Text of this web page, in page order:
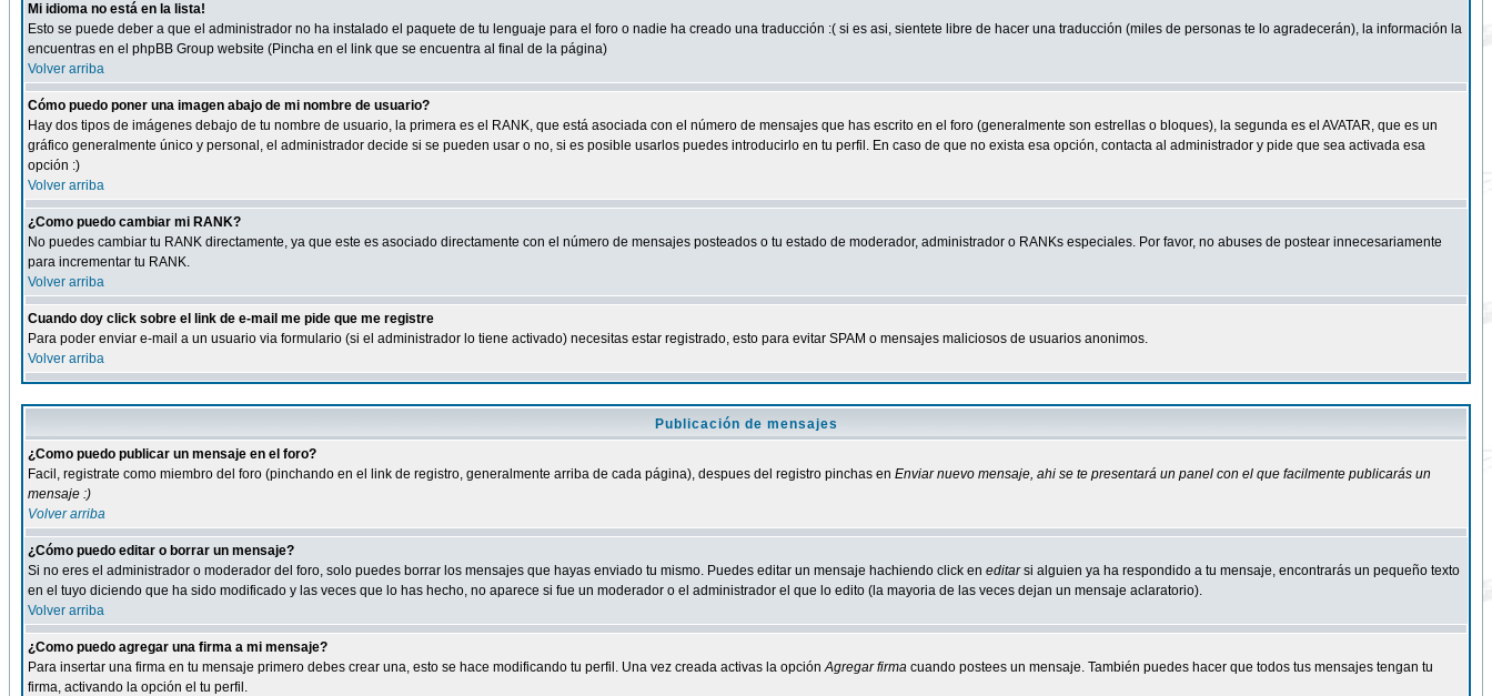
Mi idioma no está en la lista!
Esto se puede deber a que el administrador no ha instalado el paquete de tu lenguaje para el foro o nadie ha creado una traducción :( si es asi, sientete libre de hacer una traducción (miles de personas te lo agradecerán), la información la
encuentras en el phpBB Group website (Pincha en el link que se encuentra al final de la página)
Volver arriba
Cómo puedo poner una imagen abajo de mi nombre de usuario?
Hay dos tipos de imágenes debajo de tu nombre de usuario, la primera es el RANK, que está asociada con el número de mensajes que has escrito en el foro (generalmente son estrellas o bloques), la segunda es el AVATAR, que es un
gráfico generalmente único y personal, el administrador decide si se pueden usar o no, si es posible usarlos puedes introducirlo en tu perfil. En caso de que no exista esa opción, contacta al administrador y pide que sea activada esa
opción :)
Volver arriba
¿Como puedo cambiar mi RANK?
No puedes cambiar tu RANK directamente, ya que este es asociado directamente con el número de mensajes posteados o tu estado de moderador, administrador o RANKs especiales. Por favor, no abuses de postear innecesariamente
para incrementar tu RANK.
Volver arriba
Cuando doy click sobre el link de e-mail me pide que me registre
Para poder enviar e-mail a un usuario via formulario (si el administrador lo tiene activado) necesitas estar registrado, esto para evitar SPAM o mensajes maliciosos de usuarios anonimos.
Volver arriba
Publicación de mensajes
¿Como puedo publicar un mensaje en el foro?
Facil, registrate como miembro del foro (pinchando en el link de registro, generalmente arriba de cada página), despues del registro pinchas en Enviar nuevo mensaje, ahi se te presentará un panel con el que facilmente publicarás un
mensaje :)
Volver arriba
¿Cómo puedo editar o borrar un mensaje?
Si no eres el administrador o moderador del foro, solo puedes borrar los mensajes que hayas enviado tu mismo. Puedes editar un mensaje hachiendo click en editarsi alguien ya ha respondido a tu mensaje, encontrarás un pequeño texto
en el tuyo diciendo que ha sido modificado y las veces que lo has hecho, no aparece si fue un moderador o el administrador el que lo edito (la mayoria de las veces dejan un mensaje aclaratorio).
Volver arriba
¿Como puedo agregar una firma a mi mensaje?
Para insertar una firma en tu mensaje primero debes crear una, esto se hace modificando tu perfil. Una vez creada activas la opciónAgregar firma cuando postees un mensaje. También puedes hacer que todos tus mensajes tengan tu
firma, activando la opción el tu perfil.